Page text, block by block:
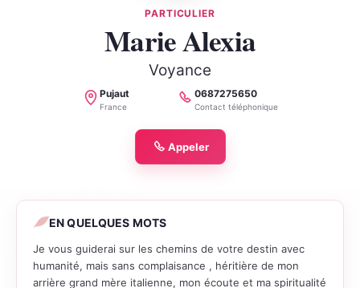
PARTICULIER
Marie Alexia
Voyance
Localité
Pujaut
France
Téléphone
0687275650
Contact téléphonique
Appeler
EN QUELQUES MOTS
Je vous guiderai sur les chemins de votre destin avec
humanité, mais sans complaisance , héritière de mon
arrière grand mère italienne, mon écoute et ma spiritualité